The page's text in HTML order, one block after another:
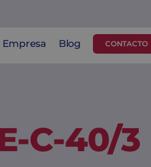
Empresa Blog CONTACTO
C-40/3